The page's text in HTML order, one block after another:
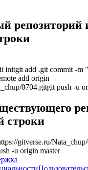
репозиторий
initgit add .git commit -m
add origin
0704.gitgit push -u
строки
gitverse.ru/
-u origin master